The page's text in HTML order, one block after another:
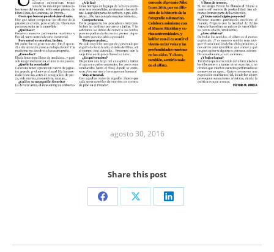
agosto 30, 2016
Share this post
Share
Facebook
Share
X
Share
LinkedIn